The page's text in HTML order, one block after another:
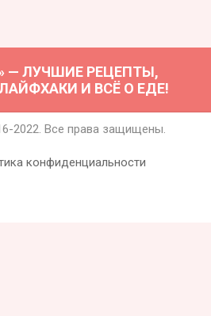
— ЛУЧШИЕ РЕЦЕПТЫ,
И ВСЁ О ЕДЕ!
2022. Все права защищены.
конфиденциальности